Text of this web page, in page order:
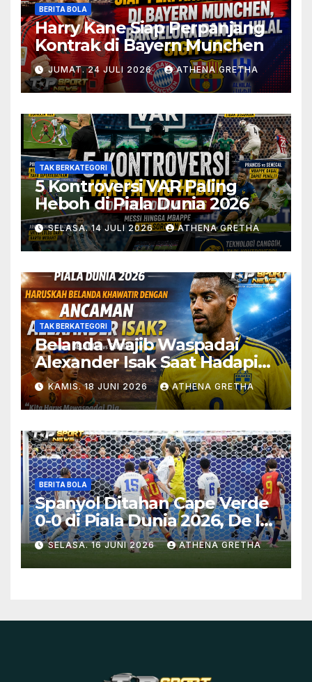
BERITA BOLA
Harry Kane Siap Perpanjang
Kontrak di Bayern Munchen
JUMAT. 24 JULI 2026 ATHENA GRETHA
TAK BERKATEGORI
5 Kontroversi VAR Paling
Heboh di Piala Dunia 2026
SELASA. 14 JULI 2026 ATHENA GRETHA
TAK BERKATEGORI
Belanda Wajib Waspadai
Alexander Isak Saat Hadapi
Swedia
KAMIS. 18 JUNI 2026 ATHENA GRETHA
BERITA BOLA
Spanyol Ditahan Cape Verde
0-0 di Piala Dunia 2026, De la
Fuente Soroti Kurangnya
Ketajaman
SELASA. 16 JUNI 2026 ATHENA GRETHA